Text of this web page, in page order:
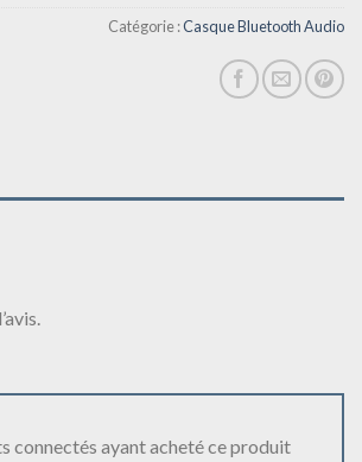
Catégorie :Casque Bluetooth Audio
connectés ayant acheté ce produit